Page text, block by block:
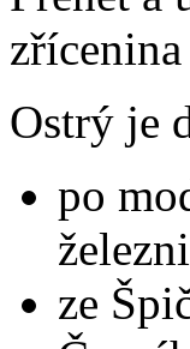
Ostrý je
po
ze